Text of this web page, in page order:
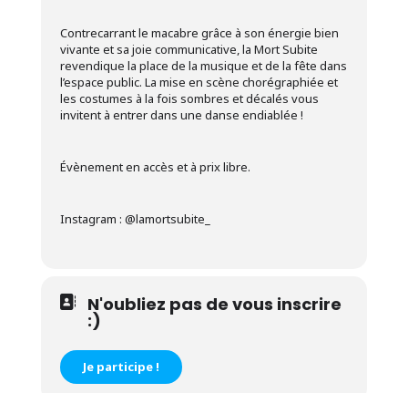
Contrecarrant le macabre grâce à son énergie bien
vivante et sa joie communicative, la Mort Subite
revendique la place de la musique et de la fête dans
l’espace public. La mise en scène chorégraphiée et
les costumes à la fois sombres et décalés vous
invitent à entrer dans une danse endiablée !
Évènement en accès et à prix libre.
Instagram : @lamortsubite_
N'oubliez pas de vous inscrire
:)
Je participe !